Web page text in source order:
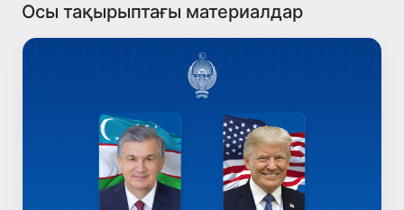
Осы тақырыптағы материалдар